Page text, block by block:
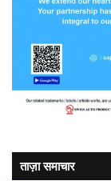
ताज़ा समाचार